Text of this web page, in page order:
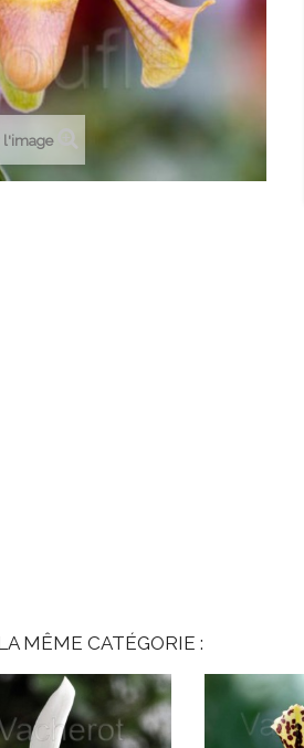
l'image
MÊME CATÉGORIE :